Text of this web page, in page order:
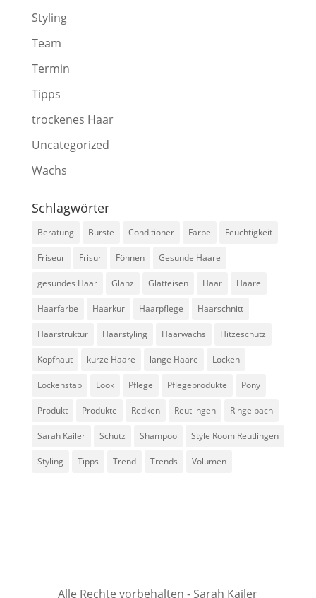
Styling
Team
Termin
Tipps
trockenes Haar
Uncategorized
Wachs
Schlagwörter
Beratung Bürste Conditioner Farbe Feuchtigkeit
Friseur Frisur Föhnen Gesunde Haare
gesundes Haar Glanz Glätteisen Haar Haare
Haarfarbe Haarkur Haarpflege Haarschnitt
Haarstruktur Haarstyling Haarwachs Hitzeschutz
Kopfhaut kurze Haare lange Haare Locken
Lockenstab Look Pflege Pflegeprodukte Pony
Produkt Produkte Redken Reutlingen Ringelbach
Sarah Kailer Schutz Shampoo Style Room Reutlingen
Styling Tipps Trend Trends Volumen
Alle Rechte vorbehalten - Sarah Kailer